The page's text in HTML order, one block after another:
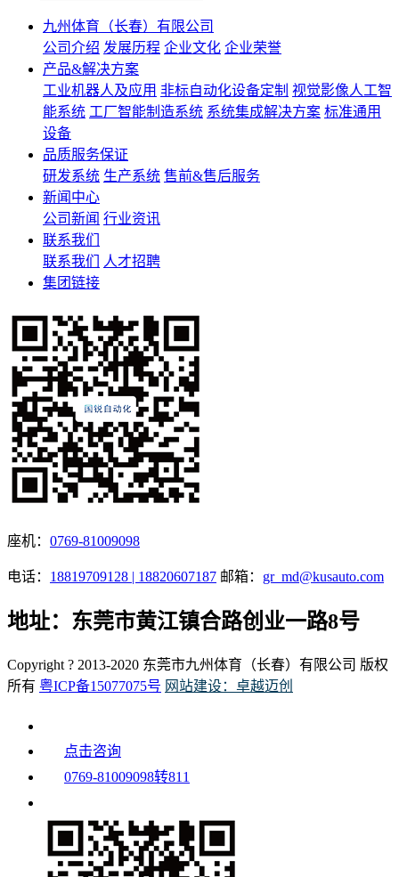
九州体育（长春）有限公司
公司介绍 发展历程 企业文化 企业荣誉
产品&解决方案
工业机器人及应用 非标自动化设备定制 视觉影像人工智
能系统 工厂智能制造系统 系统集成解决方案 标准通用
设备
品质服务保证
研发系统 生产系统 售前&售后服务
新闻中心
公司新闻 行业资讯
联系我们
联系我们
人才招聘
集团链接
座机： 0769-81009098
电话： 18819709128 | 18820607187 邮箱： gr_md@kusauto.com
地址：东莞市黄江镇合路创业一路8号
Copyright ? 2013-2020 东莞市九州体育（长春）有限公司 版权
所有 粤ICP备15077075号 网站建设：卓越迈创
点击咨询
0769-81009098转811